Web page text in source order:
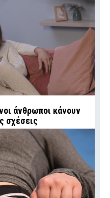
άνθρωποι κάνουν
σχέσεις